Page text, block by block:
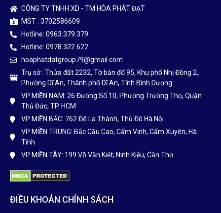
⇔ HÒA PHÁT ĐẠT là một trong những đơn vị uy tín trong lĩnh vực
xếp, bạt lót nền…. Chúng tôi luôn luôn lắng nghe, thấu hiểu nhu
cầu của khách hàng, để tạo ra những sản phẩm chất lượng, giá trị
sử dụng cao và phù hợp với từng nhu câu sử dụng.
HÒA PHÁT ĐẠT GROUP
CÔNG TY TNHH XD - TM HÒA PHÁT ĐẠT
MST : 3702586609
Hotline: 0963.379.379
Hotline: 0978.322.622
hoaphatdatgroup79@gmail.com
Trụ sở : Thửa đất 2232, Tờ bản đố 95, Khu phố Nhị Đồng 2,